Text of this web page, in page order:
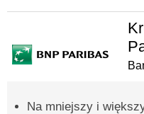
Na mniejszy i